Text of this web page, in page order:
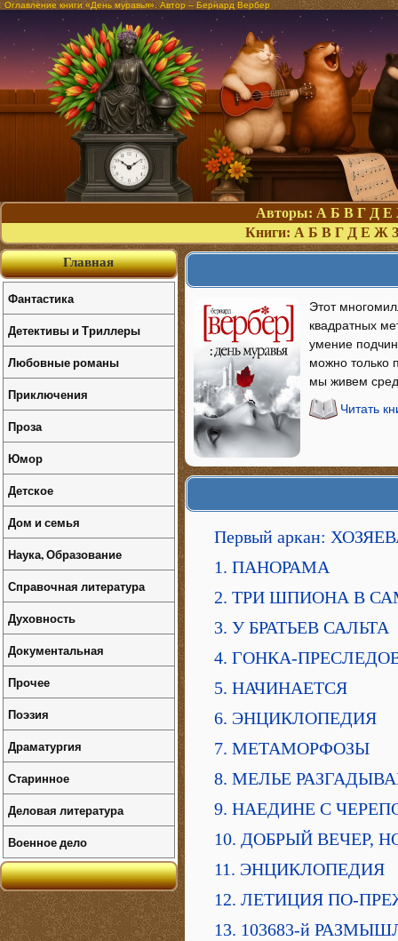
Оглавление книги «День муравья». Автор – Бернард Вербер
Авторы: А Б В Г Д Е
Книги: А Б В Г Д Е Ж З
Этот
квадратных
умение
можно только
мы живем
Читать
Первый аркан:
1. ПАНОРАМА
2. ТРИ ШПИОНА В
3. У БРАТЬЕВ САЛЬТА
4. ГОНКА-
5. НАЧИНАЕТСЯ
6. ЭНЦИКЛОПЕДИЯ
7. МЕТАМОРФОЗЫ
8. МЕЛЬЕ
9. НАЕДИНЕ С
10. ДОБРЫЙ ВЕЧЕР,
11. ЭНЦИКЛОПЕДИЯ
12. ЛЕТИЦИЯ ПО-
13. 103683-й
Главная
Фантастика
Детективы и Триллеры
Любовные романы
Приключения
Проза
Юмор
Детское
Дом и семья
Наука, Образование
Справочная литература
Духовность
Документальная
Прочее
Поэзия
Драматургия
Старинное
Деловая литература
Военное дело